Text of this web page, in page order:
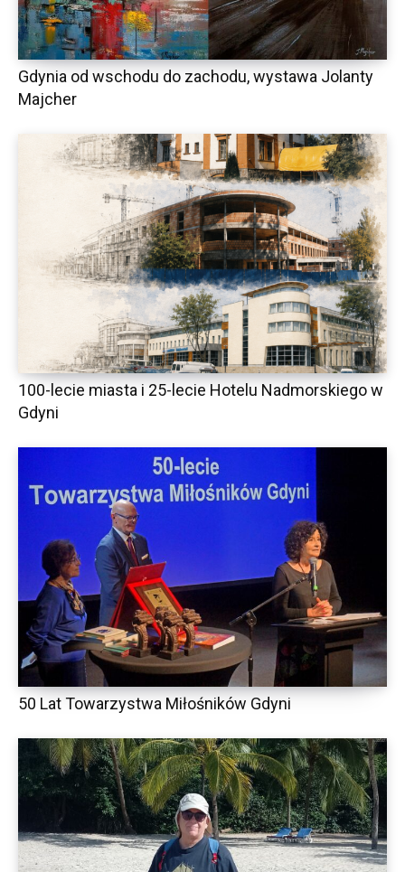
Gdynia od wschodu do zachodu, wystawa Jolanty
Majcher
100-lecie miasta i 25-lecie Hotelu Nadmorskiego w
Gdyni
50 Lat Towarzystwa Miłośników Gdyni